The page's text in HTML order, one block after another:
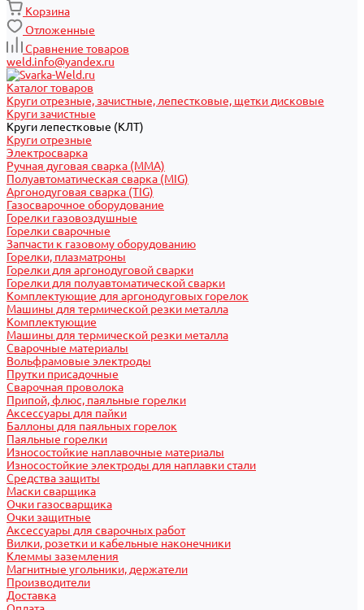
Корзина
Отложенные
Сравнение товаров
weld.info@yandex.ru
Каталог товаров
Круги отрезные, зачистные, лепестковые, щетки дисковые
Круги зачистные
Круги лепестковые (КЛТ)
Круги отрезные
Электросварка
Ручная дуговая сварка (MMA)
Полуавтоматическая сварка (MIG)
Аргонодуговая сварка (TIG)
Газосварочное оборудование
Горелки газовоздушные
Горелки сварочные
Запчасти к газовому оборудованию
Горелки, плазматроны
Горелки для аргонодуговой сварки
Горелки для полуавтоматической сварки
Комплектующие для аргонодуговых горелок
Машины для термической резки металла
Комплектующие
Машины для термической резки металла
Сварочные материалы
Вольфрамовые электроды
Прутки присадочные
Сварочная проволока
Припой, флюс, паяльные горелки
Аксессуары для пайки
Баллоны для паяльных горелок
Паяльные горелки
Износостойкие наплавочные материалы
Износостойкие электроды для наплавки стали
Средства защиты
Маски сварщика
Очки газосварщика
Очки защитные
Аксессуары для сварочных работ
Вилки, розетки и кабельные наконечники
Клеммы заземления
Магнитные угольники, держатели
Производители
Доставка